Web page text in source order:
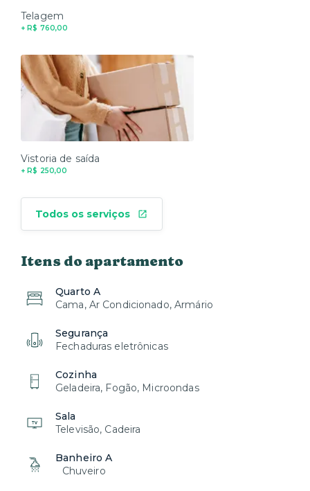
Telagem
+ R$ 760,00
Vistoria de saída
+ R$ 250,00
Todos os serviços
Itens do apartamento
Quarto A
Cama, Ar Condicionado, Armário
Segurança
Fechaduras eletrônicas
Cozinha
Geladeira, Fogão, Microondas
Sala
Televisão, Cadeira
Banheiro A
Chuveiro